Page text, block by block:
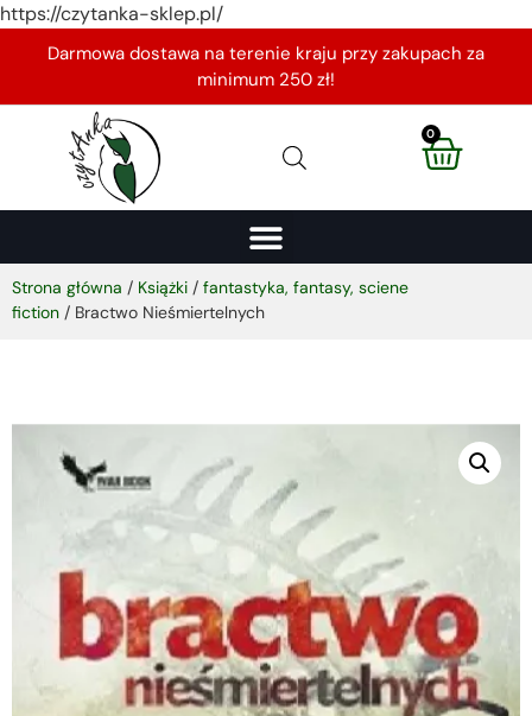
https://czytanka-sklep.pl/
Darmowa dostawa na terenie kraju przy zakupach za
minimum 250 zł!
0
Strona główna / Książki / fantastyka, fantasy, sciene
fiction / Bractwo Nieśmiertelnych